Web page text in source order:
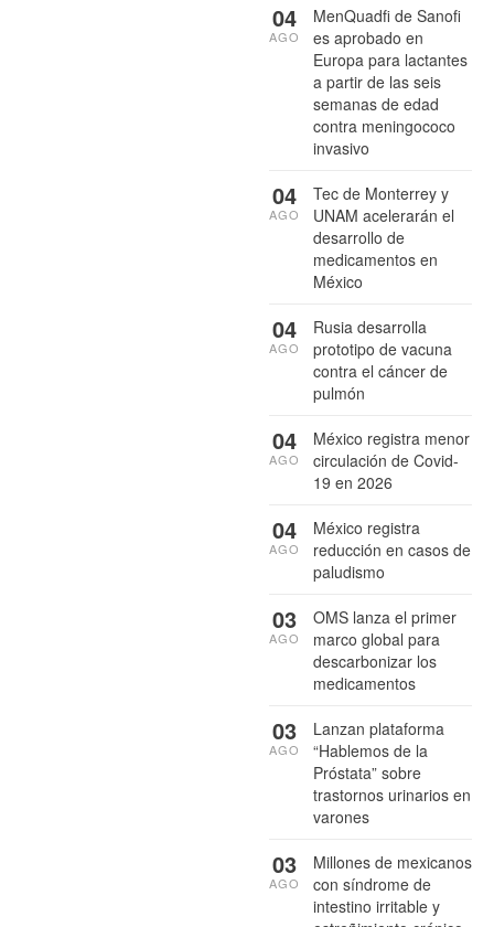
MenQuadfi de Sanofi
es aprobado en
Europa para lactantes
a partir de las seis
semanas de edad
contra meningococo
invasivo
04
AGO
Tec de Monterrey y
UNAM acelerarán el
desarrollo de
medicamentos en
México
04
AGO
Rusia desarrolla
prototipo de vacuna
contra el cáncer de
pulmón
04
AGO
México registra menor
circulación de Covid-
19 en 2026
04
AGO
México registra
reducción en casos de
paludismo
04
AGO
OMS lanza el primer
marco global para
descarbonizar los
medicamentos
03
AGO
Lanzan plataforma
“Hablemos de la
Próstata” sobre
trastornos urinarios en
varones
03
AGO
Millones de mexicanos
con síndrome de
intestino irritable y
03
AGO